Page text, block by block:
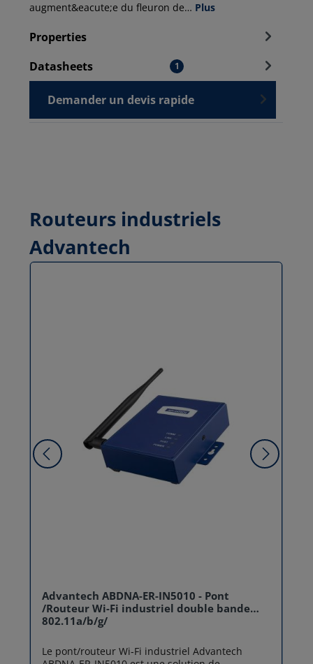
augment&eacute;e du fleuron de… Plus
Properties
Datasheets
1
Demander un devis rapide
Routeurs industriels
Advantech
Advantech ABDNA-ER-IN5010 - Pont
/Routeur Wi-Fi industriel double bande
802.11a/b/g/
Le pont/routeur Wi‑Fi industriel Advantech